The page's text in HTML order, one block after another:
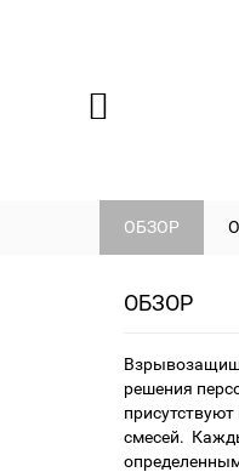
ОБЗОР
ОБЗОР
решения
смесей.